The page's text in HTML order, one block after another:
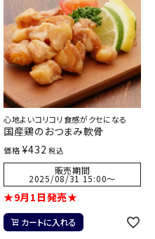
心地よいコリコリ食感がクセになる
国産鶏のおつまみ軟骨
価格 ¥432 税込
販売期間
2025/08/31 15:00〜
★9月1日発売★
カートに入れる